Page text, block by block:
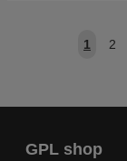
1 2
GPL shop